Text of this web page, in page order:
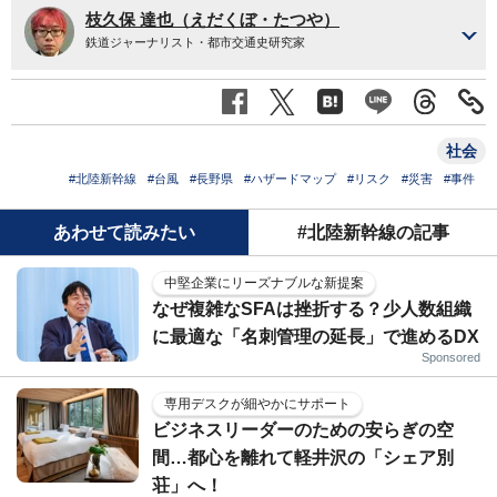
枝久保 達也（えだくぼ・たつや）
鉄道ジャーナリスト・都市交通史研究家
社会
#北陸新幹線 #台風 #長野県 #ハザードマップ #リスク #災害 #事件
あわせて読みたい #北陸新幹線の記事
中堅企業にリーズナブルな新提案
なぜ複雑なSFAは挫折する？少人数組織
に最適な「名刺管理の延長」で進めるDX
Sponsored
専用デスクが細やかにサポート
ビジネスリーダーのための安らぎの空
間…都心を離れて軽井沢の「シェア別
荘」へ！